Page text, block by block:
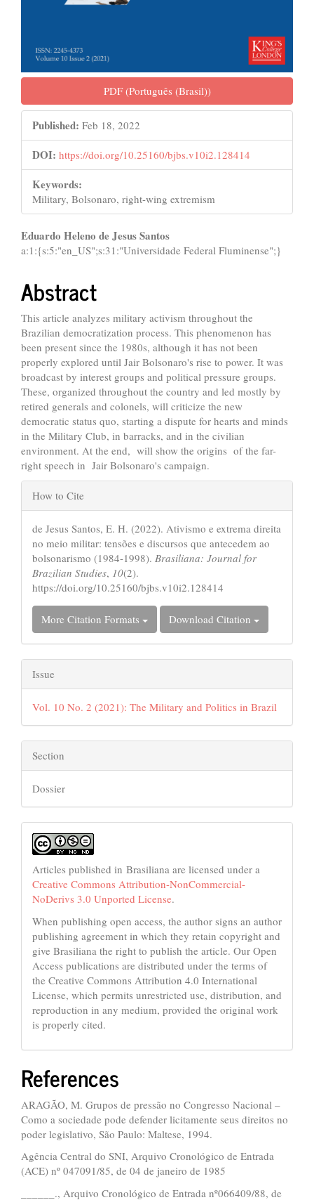
PDF (Português (Brasil))
Published: Feb 18, 2022
DOI: https://doi.org/10.25160/bjbs.v10i2.128414
Keywords:
Military, Bolsonaro, right-wing extremism
Main
Article
Content
Eduardo Heleno de Jesus Santos
a:1:{s:5:"en_US";s:31:"Universidade Federal Fluminense";}
Abstract
This article analyzes military activism throughout the
Brazilian democratization process. This phenomenon has
been present since the 1980s, although it has not been
properly explored until Jair Bolsonaro's rise to power. It was
broadcast by interest groups and political pressure groups.
These, organized throughout the country and led mostly by
retired generals and colonels, will criticize the new
democratic status quo, starting a dispute for hearts and minds
in the Military Club, in barracks, and in the civilian
environment. At the end, will show the origins of the far-
right speech in Jair Bolsonaro's campaign.
Article
Details
How to Cite
de Jesus Santos, E. H. (2022). Ativismo e extrema direita
no meio militar: tensões e discursos que antecedem ao
bolsonarismo (1984-1998). Brasiliana: Journal for
Brazilian Studies, 10(2).
https://doi.org/10.25160/bjbs.v10i2.128414
More Citation Formats Download Citation
Issue
Vol. 10 No. 2 (2021): The Military and Politics in Brazil
Section
Dossier
Articles published in Brasiliana are licensed under a
Creative Commons Attribution-NonCommercial-
NoDerivs 3.0 Unported License.
When publishing open access, the author signs an author
publishing agreement in which they retain copyright and
give Brasiliana the right to publish the article. Our Open
Access publications are distributed under the terms of
the Creative Commons Attribution 4.0 International
License, which permits unrestricted use, distribution, and
reproduction in any medium, provided the original work
is properly cited.
References
ARAGÃO, M. Grupos de pressão no Congresso Nacional –
Como a sociedade pode defender licitamente seus direitos no
poder legislativo, São Paulo: Maltese, 1994.
Agência Central do SNI, Arquivo Cronológico de Entrada
(ACE) nº 047091/85, de 04 de janeiro de 1985
______., Arquivo Cronológico de Entrada nº066409/88, de